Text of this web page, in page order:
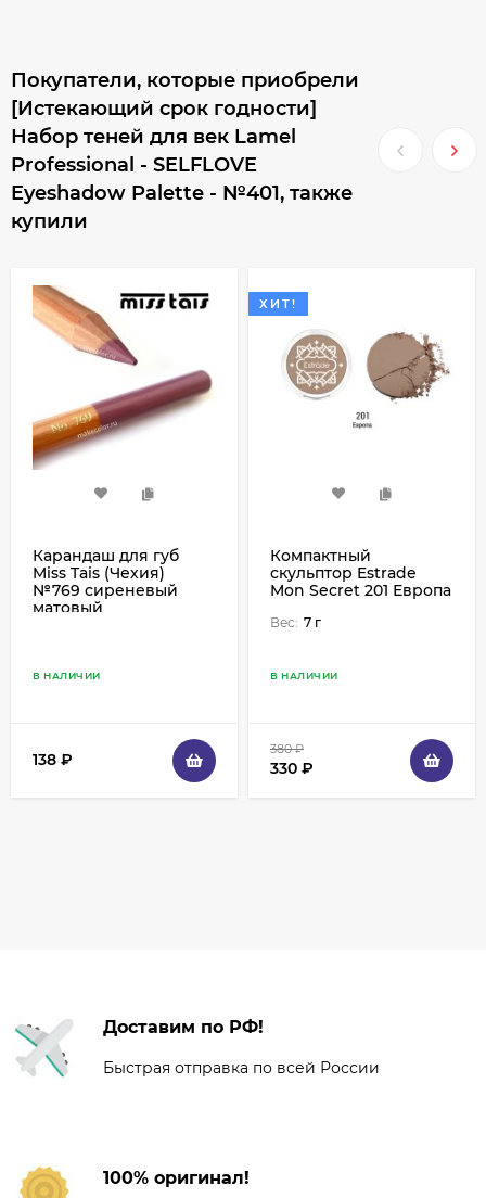
Покупатели, которые приобрели
[Истекающий срок годности]
Набор теней для век Lamel
Professional - SELFLOVE
Eyeshadow Palette - №401, также
купили
Карандаш для губ
Miss Tais (Чехия)
№769 сиреневый
матовый
В НАЛИЧИИ
138 ₽
ХИТ!
Компактный
скульптор Estrade
Mon Secret 201 Европа
Вес: 7 г
В НАЛИЧИИ
380₽
330 ₽
Доставим по РФ!
Быстрая отправка по всей России
100% оригинал!